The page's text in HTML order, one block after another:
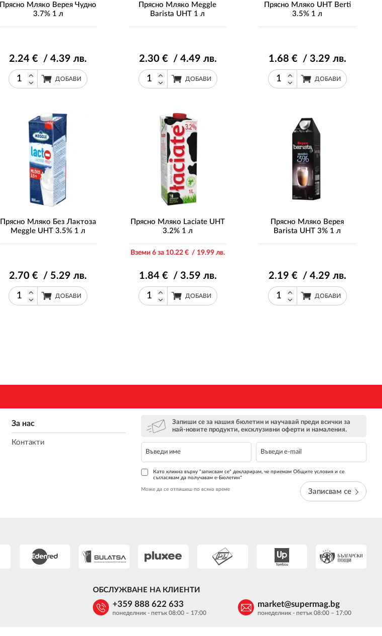
Прясно Мляко Верея Чудно
3.7% 1 л
2.24 € / 4.39 лв.
ДОБАВИ
Прясно Мляко Meggle
Barista UHT 1 л
2.30 € / 4.49 лв.
ДОБАВИ
Прясно Мляко UHT Berti
3.5% 1 л
1.68 € / 3.29 лв.
ДОБАВИ
Прясно Мляко Без Лактоза
Meggle UHT 3.5% 1 л
2.70 € / 5.29 лв.
ДОБАВИ
Прясно Мляко Laciate UHT
3.2% 1 л
Вземи 6 за 10.22 € / 19.99 лв.
1.84 € / 3.59 лв.
ДОБАВИ
Прясно Мляко Верея
Barista UHT 3% 1 л
2.19 € / 4.29 лв.
ДОБАВИ
За нас
Контакти
Запиши се за нашия бюлетин и научавай преди всички за
най-новите продукти, ексклузивни оферти и намаления.
Като кликна върху "записвам се" декларирам, че приемам Общите условия и се
съгласявам да получавам е-Бюлетин*
Може да се отпишеш по всяко време Записвам се
ОБСЛУЖВАНЕ НА КЛИЕНТИ
+359 888 622 633
понеделник - петък 08:00 – 17:00
market@supermag.bg
понеделник - петък 08:00 – 17:00